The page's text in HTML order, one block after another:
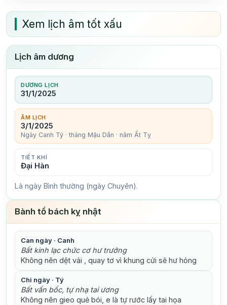
Xem lịch âm tốt xấu
Lịch âm dương
DƯƠNG LỊCH
31/1/2025
ÂM LỊCH
3/1/2025
Ngày Canh Tý · tháng Mậu Dần · năm Ất Tỵ
TIẾT KHÍ
Đại Hàn
Là ngày Bình thường (ngày Chuyên).
Bành tổ bách kỵ nhật
Can ngày · Canh
Bất kinh lạc chức cơ hư trướng
Không nên dệt vải , quay tơ vì khung cửi sẽ hư hỏng
Chi ngày · Tý
Bất vấn bốc, tự nhạ tai ương
Không nên gieo quẻ bói, e là tự rước lấy tai họa